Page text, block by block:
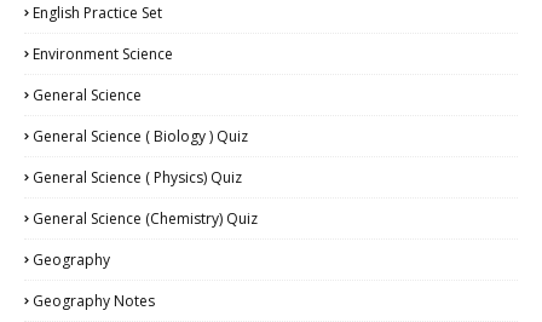
English Practice Set
Environment Science
General Science
General Science ( Biology ) Quiz
General Science ( Physics) Quiz
General Science (Chemistry) Quiz
Geography
Geography Notes